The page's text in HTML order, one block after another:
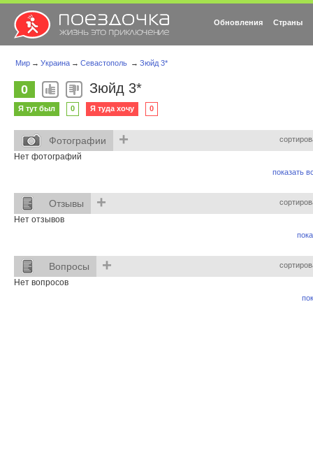
Обновления Страны
Мир → Украина → Севастополь → Зюйд 3*
0 Зюйд 3*
Я тут был 0 Я туда хочу 0
Фотографии +
Нет фотографий
показать
Отзывы +
Нет отзывов
Вопросы +
Нет вопросов